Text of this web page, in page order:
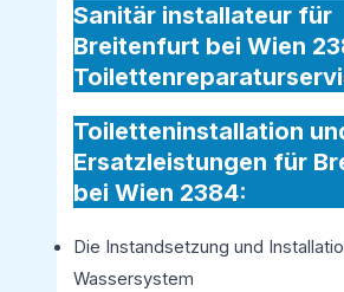
Sanitär installateur für
Breitenfurt bei Wien
Toiletteninstallation
Ersatzleistungen für
bei Wien 2384:
Die Instandsetzung und
Wassersystem